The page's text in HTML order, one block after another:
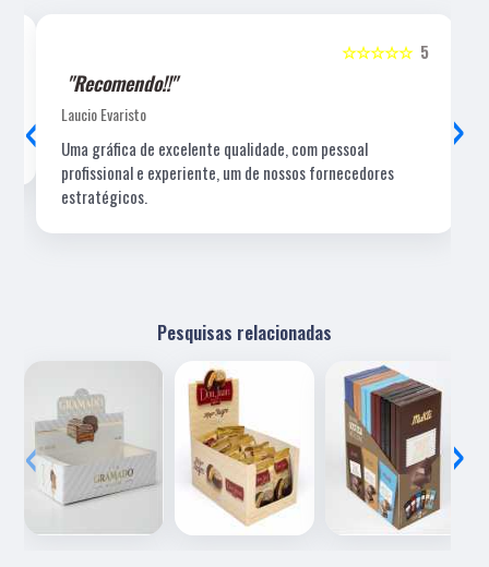
5
☆☆☆☆☆
"Recomendo!!"
Laucio Evaristo
Uma gráfica de excelente qualidade, com pessoal
profissional e experiente, um de nossos fornecedores
estratégicos.
‹ ›
Pesquisas relacionadas
‹ ›